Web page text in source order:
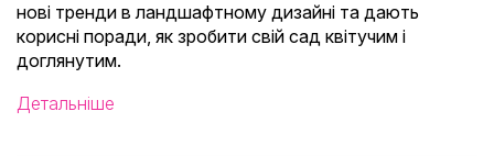
нові тренди в ландшафтному дизайні та дають
корисні поради, як зробити свій сад квітучим і
доглянутим.
Детальніше